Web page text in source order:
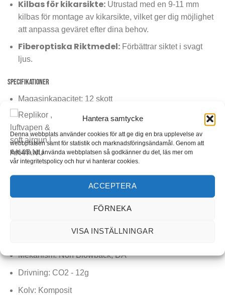
Hantera samtycke
Denna webbplats använder cookies för att ge dig en bra upplevelse av
webbplatsen samt för statistik och marknadsföringsändamål. Genom att
fortsätta att använda webbplatsen så godkänner du det, läs mer om
vår integritetspolicy och hur vi hanterar cookies.
ACCEPTERA
FÖRNEKA
VISA INSTÄLLNINGAR
Kilbas för kikarsikte:Utrustad med en 9-11 mm
kilbas för montage av kikarsikte, vilket ger dig möjlighet
att anpassa geväret efter dina behov.
Fiberoptiska Riktmedel:Förbättrar siktet i svagt
ljus.
Specifikationer
Magasinkapacitet: 12 skott
Riktmedel: öppet / Fiberoptik
Utgångshastighet diabol: 190 m/s
Totallängd: 940 mm
Kilspår: 11 mm, Weaver
Mekanism: Non Blowback, DA
Drivning: CO2 - 12g
Kolv: Komposit